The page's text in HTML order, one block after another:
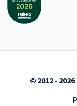
© 2012 -